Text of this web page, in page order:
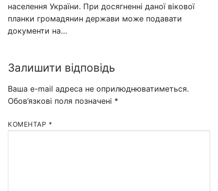
населення України. При досягненні даної вікової
планки громадянин держави може подавати
документи на…
Залишити відповідь
Ваша e-mail адреса не оприлюднюватиметься.
Обов’язкові поля позначені *
КОМЕНТАР *